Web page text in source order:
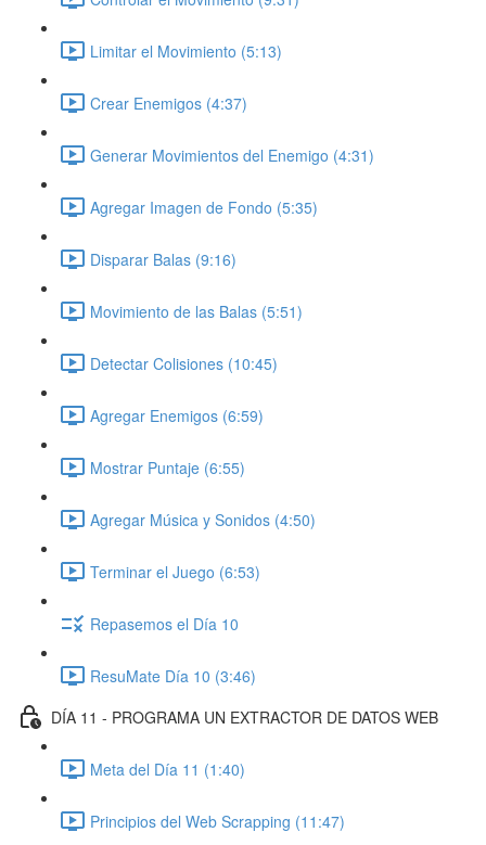
Limitar el Movimiento (5:13)
Crear Enemigos (4:37)
Generar Movimientos del Enemigo (4:31)
Agregar Imagen de Fondo (5:35)
Disparar Balas (9:16)
Movimiento de las Balas (5:51)
Detectar Colisiones (10:45)
Agregar Enemigos (6:59)
Mostrar Puntaje (6:55)
Agregar Música y Sonidos (4:50)
Terminar el Juego (6:53)
Repasemos el Día 10
ResuMate Día 10 (3:46)
DÍA 11 - PROGRAMA UN EXTRACTOR DE DATOS WEB
Meta del Día 11 (1:40)
Principios del Web Scrapping (11:47)